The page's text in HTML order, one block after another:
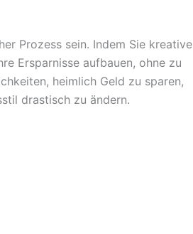
Prozess sein. Indem Sie kreative
Ersparnisse aufbauen, ohne zu
heimlich Geld zu sparen,
drastisch zu ändern.